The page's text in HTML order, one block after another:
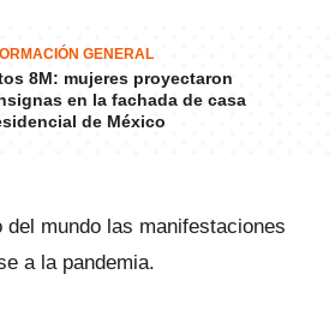
GENERAL
8M: mujeres proyectaron
en la fachada de casa
de México
del mundo las manifestaciones
a la pandemia.